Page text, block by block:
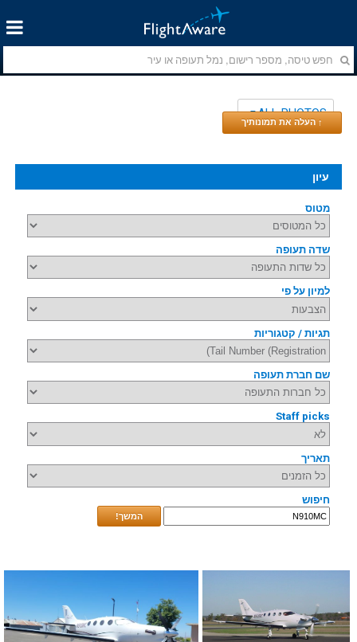
ALL PHOTOS
↑ העלה את תמונותיך
עיון
מטוס
שדה תעופה
למיון על פי
תגיות / קטגוריות
שם חברת תעופה
Staff picks
תאריך
חיפוש
המשך!